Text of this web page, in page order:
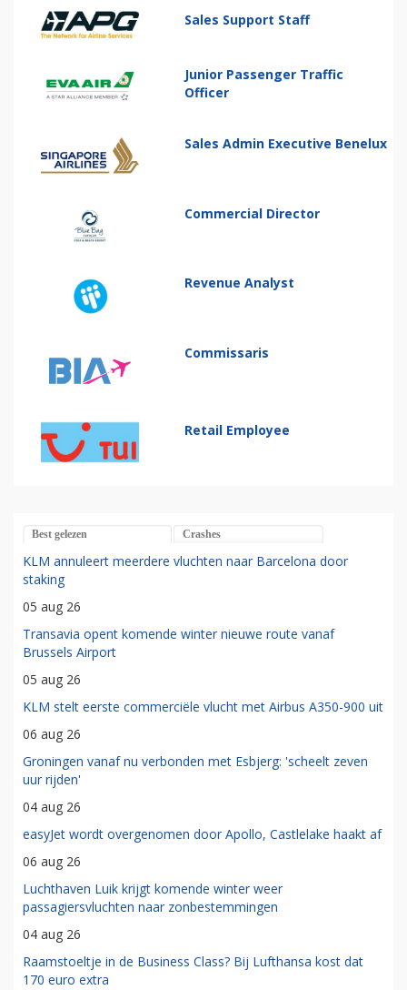
Sales Support Staff
Junior Passenger Traffic
Officer
Sales Admin Executive Benelux
Commercial Director
Revenue Analyst
Commissaris
Retail Employee
Best gelezen Crashes
KLM annuleert meerdere vluchten naar Barcelona door
staking
05 aug 26
Transavia opent komende winter nieuwe route vanaf
Brussels Airport
05 aug 26
KLM stelt eerste commerciële vlucht met Airbus A350-900 uit
06 aug 26
Groningen vanaf nu verbonden met Esbjerg: 'scheelt zeven
uur rijden'
04 aug 26
easyJet wordt overgenomen door Apollo, Castlelake haakt af
06 aug 26
Luchthaven Luik krijgt komende winter weer
passagiersvluchten naar zonbestemmingen
04 aug 26
Raamstoeltje in de Business Class? Bij Lufthansa kost dat
170 euro extra